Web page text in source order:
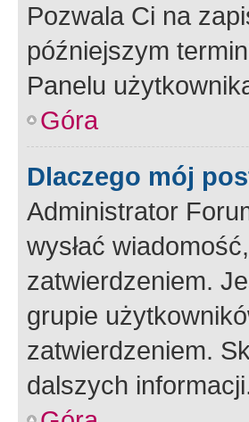
Pozwala Ci na
późniejszym
Panelu
Góra
Dlaczego mój
Administrator
wysłać
zatwierdzeniem.
grupie
zatwierdzeniem.
dalszych